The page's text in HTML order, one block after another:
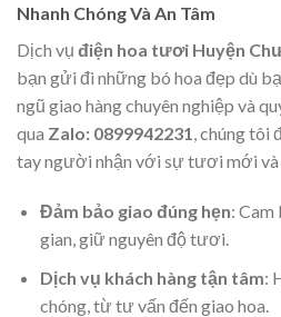
Nhanh Chóng Và An Tâm
Dịch vụ điện hoa tươi Huyện
bạn gửi đi những bó hoa đẹp dù
ngũ giao hàng chuyên nghiệp và
qua Zalo: 0899942231 , chúng tôi
tay người nhận với sự tươi mới và
Đảm bảo giao đúng hẹn:
gian, giữ nguyên độ tươi.
Dịch vụ khách hàng tận tâm:
chóng, từ tư vấn đến giao hoa.